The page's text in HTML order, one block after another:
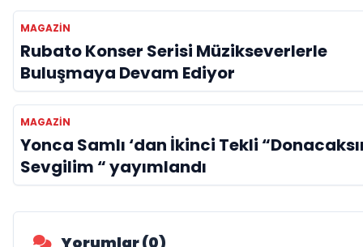
MAGAZIN
Rubato Konser Serisi Müzikseverlerle
Buluşmaya Devam Ediyor
MAGAZIN
Yonca Samlı ‘dan İkinci Tekli
Sevgilim “ yayımlandı
Yorumlar (0)